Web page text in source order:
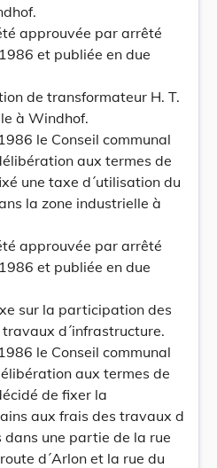
approuvée par arrêté
et publiée en due
de transformateur H. T.
à Windhof.
le Conseil communal
aux termes de
une taxe d´utilisation du
la zone industrielle à
approuvée par arrêté
et publiée en due
sur la participation des
d´infrastructure.
le Conseil communal
aux termes de
de fixer la
aux frais des travaux d
dans une partie de la rue
d´Arlon et la rue du